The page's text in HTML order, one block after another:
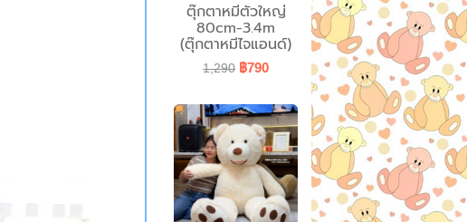
ตุ๊กตาหมีตัวใหญ่
80cm-3.4m
(ตุ๊กตาหมีไจแอนด์)
1,290 ฿790